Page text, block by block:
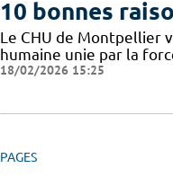
10 bonnes
Le CHU de Montpellier
humaine unie par la
18/02/2026 15:25
PAGES